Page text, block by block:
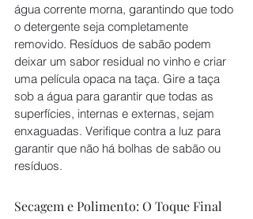
água corrente morna, garantindo que todo
o detergente seja completamente
removido. Resíduos de sabão podem
deixar um sabor residual no vinho e criar
uma película opaca na taça. Gire a taça
sob a água para garantir que todas as
superfícies, internas e externas, sejam
enxaguadas. Verifique contra a luz para
garantir que não há bolhas de sabão ou
resíduos.
Secagem e Polimento: O Toque Final